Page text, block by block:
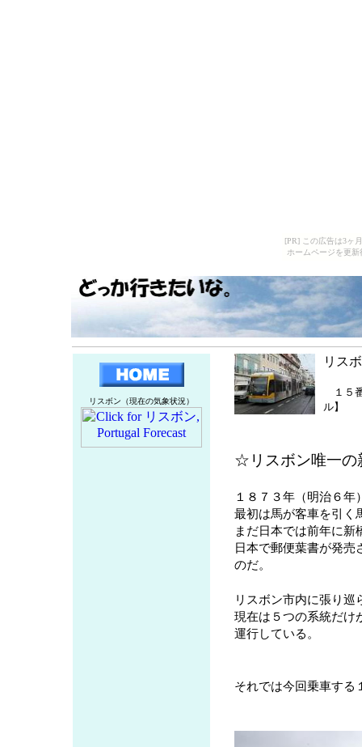
[PR] この広告は3ヶ
ホームページを更
リスボン（現在の気象状況）
リス
１５
ル】
☆リスボン唯一の
１８７３年（明治６
最初は馬が客車を引く
まだ日本では前年に
日本で郵便葉書が発売
のだ。
リスボン市内に張り
現在は５つの系統だけ
運行している。
それでは今回乗車する